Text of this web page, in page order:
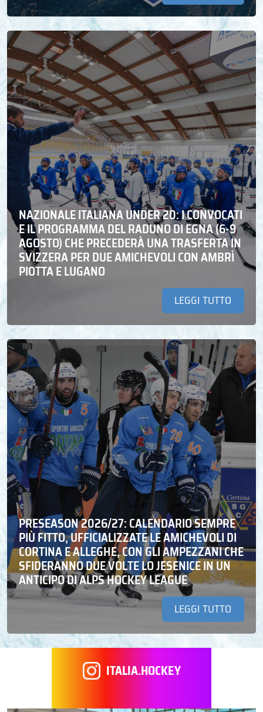
NAZIONALE ITALIANA UNDER 20: I CONVOCATI
E IL PROGRAMMA DEL RADUNO DI EGNA (6-9
AGOSTO) CHE PRECEDERÀ UNA TRASFERTA IN
SVIZZERA PER DUE AMICHEVOLI CON AMBRÌ
PIOTTA E LUGANO
LEGGI TUTTO
PRESEASON 2026/27: CALENDARIO SEMPRE
PIÙ FITTO, UFFICIALIZZATE LE AMICHEVOLI DI
CORTINA E ALLEGHE, CON GLI AMPEZZANI CHE
SFIDERANNO DUE VOLTE LO JESENICE IN UN
ANTICIPO DI ALPS HOCKEY LEAGUE
LEGGI TUTTO
ITALIA.HOCKEY